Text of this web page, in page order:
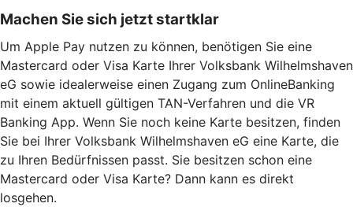
Machen Sie sich jetzt startklar
Um Apple Pay nutzen zu können, benötigen Sie eine
Mastercard oder Visa Karte Ihrer Volksbank Wilhelmshaven
eG sowie idealerweise einen Zugang zum OnlineBanking
mit einem aktuell gültigen TAN-Verfahren und die VR
Banking App. Wenn Sie noch keine Karte besitzen, finden
Sie bei Ihrer Volksbank Wilhelmshaven eG eine Karte, die
zu Ihren Bedürfnissen passt. Sie besitzen schon eine
Mastercard oder Visa Karte? Dann kann es direkt
losgehen.